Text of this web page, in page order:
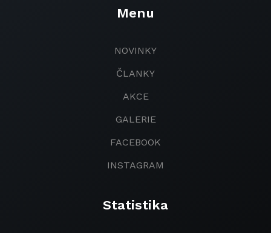
Menu
NOVINKY
ČLANKY
AKCE
GALERIE
FACEBOOK
INSTAGRAM
Statistika